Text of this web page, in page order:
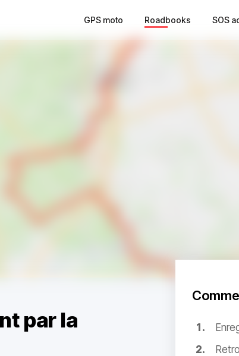
GPS moto Roadbooks SOS
par la